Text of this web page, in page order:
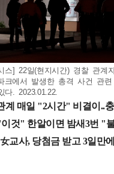
스] 22일(현지시간) 경찰 관계
크에서 발생한 총격 사건 관
. 2023.01.22.